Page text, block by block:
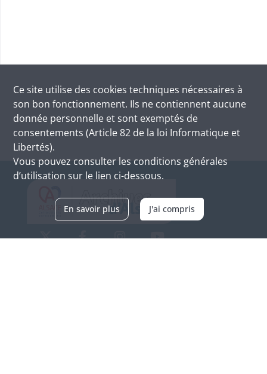
Ce site utilise des cookies techniques nécessaires à
son bon fonctionnement. Ils ne contiennent aucune
donnée personnelle et sont exemptés de
consentements (Article 82 de la loi Informatique et
Libertés).
Vous pouvez consulter les conditions générales
d’utilisation sur le lien ci-dessous.
En savoir plus J'ai compris